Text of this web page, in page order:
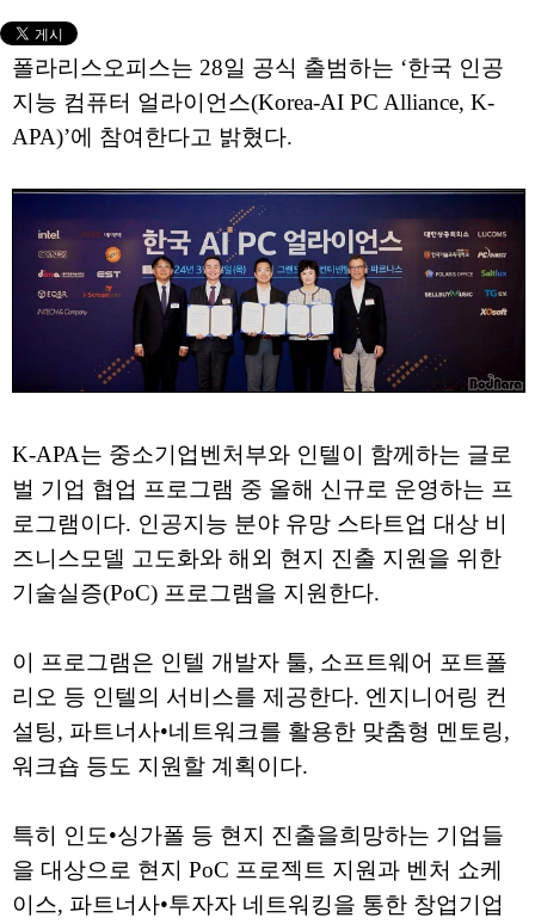
폴라리스오피스는 28일 공식 출범하는 ‘한국 인공
지능 컴퓨터 얼라이언스(Korea-AI PC Alliance, K-
APA)’에 참여한다고 밝혔다.
K-APA는 중소기업벤처부와 인텔이 함께하는 글로
벌 기업 협업 프로그램 중 올해 신규로 운영하는 프
로그램이다. 인공지능 분야 유망 스타트업 대상 비
즈니스모델 고도화와 해외 현지 진출 지원을 위한
기술실증(PoC) 프로그램을 지원한다.
이 프로그램은 인텔 개발자 툴, 소프트웨어 포트폴
리오 등 인텔의 서비스를 제공한다. 엔지니어링 컨
설팅, 파트너사•네트워크를 활용한 맞춤형 멘토링,
워크숍 등도 지원할 계획이다.
특히 인도•싱가폴 등 현지 진출을희망하는 기업들
을 대상으로 현지 PoC 프로젝트 지원과 벤처 쇼케
이스, 파트너사•투자자 네트워킹을 통한 창업기업